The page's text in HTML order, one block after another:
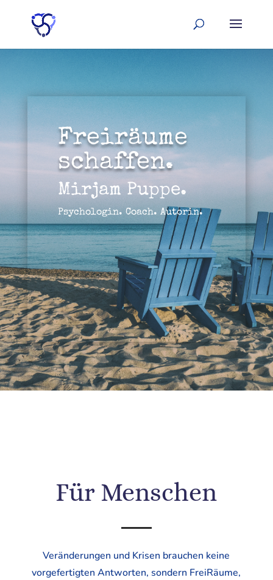
Freiräume
schaffen.
Mirjam Puppe.
Psychologin. Coach. Autorin.
Für Menschen
Veränderungen und Krisen brauchen keine
vorgefertigten Antworten, sondern FreiRäume,